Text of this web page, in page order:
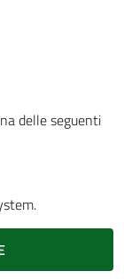
delle seguenti